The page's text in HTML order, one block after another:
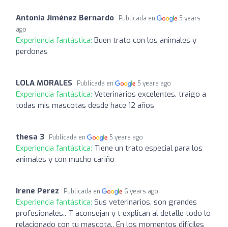
Antonia Jiménez Bernardo Publicada en
5 years
ago
Experiencia fantástica: Buen trato con los animales y
perdonas
LOLA MORALES Publicada en 5 years ago
Experiencia fantástica: Veterinarios excelentes, traigo a
todas mis mascotas desde hace 12 años
thesa 3 Publicada en 5 years ago
Experiencia fantástica: Tiene un trato especial para los
animales y con mucho cariño
Irene Perez Publicada en 6 years ago
Experiencia fantástica: Sus veterinarios, son grandes
profesionales.. T aconsejan y t explican al detalle todo lo
relacionado con tu mascota.. En los momentos difíciles